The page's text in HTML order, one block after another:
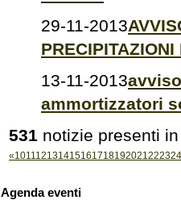
29-11-2013
PRECIPITAZIONI
13-11-2013
ammortizzatori
531 notizie presenti
«101112131415161718192021222324
Agenda eventi